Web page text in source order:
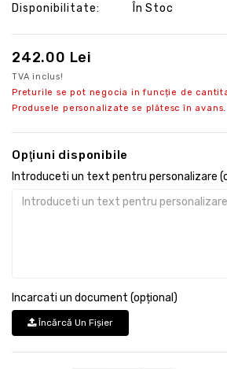
Disponibilitate:
În Stoc
242.00 Lei
TVA inclus!
Preturile se pot negocia in funcție de
Produsele personalizate se plătesc în avans.
Opţiuni disponibile
Introduceti un text pentru personalizare
Incarcati un document (opțional)
Încărcă Un Fişier